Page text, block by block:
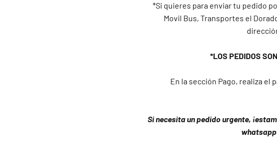
*Si quieres para enviar tu pedido
Movil Bus, Transportes el
*LOS PEDIDOS
En la sección Pago, realiza el
Si necesita un pedido urgente,